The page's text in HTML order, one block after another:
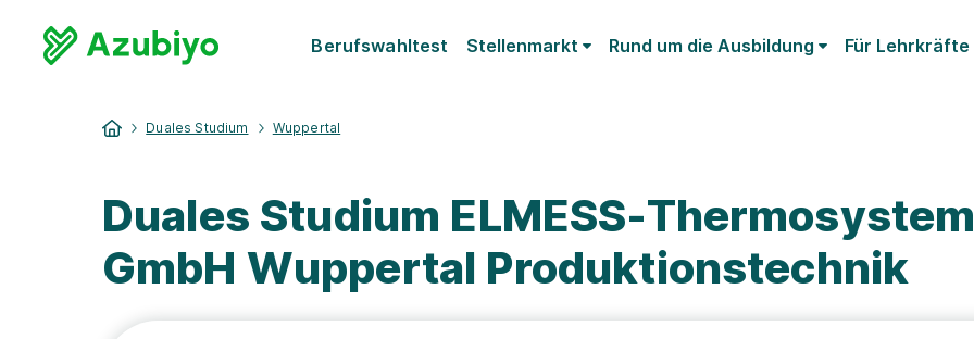
Berufswahltest Stellenmarkt Rund um die Ausbildung Für Lehrkräfte
Duales Studium Wuppertal
Duales Studium ELMESS-
GmbH Wuppertal Produktionstechnik